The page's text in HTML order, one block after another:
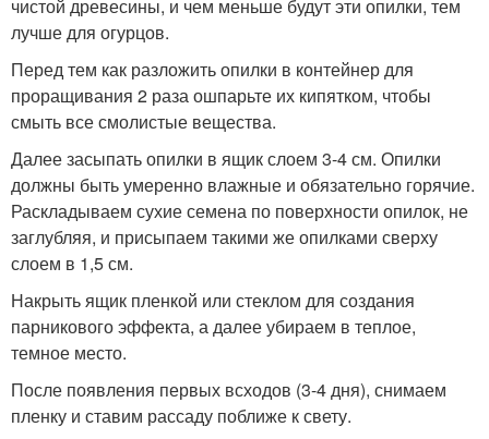
чистой древесины, и чем меньше будут эти опилки, тем
лучше для огурцов.
Перед тем как разложить опилки в контейнер для
проращивания 2 раза ошпарьте их кипятком, чтобы
смыть все смолистые вещества.
Далее засыпать опилки в ящик слоем 3-4 см. Опилки
должны быть умеренно влажные и обязательно горячие.
Раскладываем сухие семена по поверхности опилок, не
заглубляя, и присыпаем такими же опилками сверху
слоем в 1,5 см.
Накрыть ящик пленкой или стеклом для создания
парникового эффекта, а далее убираем в теплое,
темное место.
После появления первых всходов (3-4 дня), снимаем
пленку и ставим рассаду поближе к свету.